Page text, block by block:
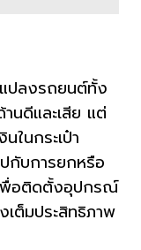
ปลงรถยนต์ทั้ง
นดีและเสีย แต่
ในกระเป๋า
กับการยกหรือ
พื่อติดตั้งอุปกรณ์
เต็มประสิทธิภาพ